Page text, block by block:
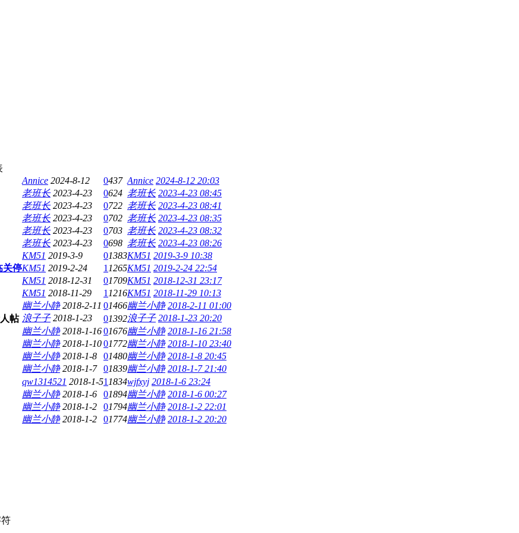
Annice 2024-8-12 0437 Annice 2024-8-12 20:03
老班长 2023-4-23 0624 老班长 2023-4-23 08:45
老班长 2023-4-23 0722 老班长 2023-4-23 08:41
老班长 2023-4-23 0702 老班长 2023-4-23 08:35
老班长 2023-4-23 0703 老班长 2023-4-23 08:32
老班长 2023-4-23 0698 老班长 2023-4-23 08:26
KM51 2019-3-9 01383KM51 2019-3-9 10:38
关停KM51 2019-2-24 1 1265KM51 2019-2-24 22:54
KM51 2018-12-31 01709KM51 2018-12-31 23:17
KM51 2018-11-29 1 1216KM51 2018-11-29 10:13
幽兰小静 2018-2-11 01466幽兰小静 2018-2-11 01:00
浪子子 2018-1-23 01392浪子子 2018-1-23 20:20
幽兰小静 2018-1-1601676幽兰小静 2018-1-16 21:58
幽兰小静 2018-1-1001772幽兰小静 2018-1-10 23:40
幽兰小静 2018-1-8 01480幽兰小静 2018-1-8 20:45
幽兰小静 2018-1-7 01839幽兰小静 2018-1-7 21:40
qw1314521 2018-1-51 1834wjfxyj 2018-1-6 23:24
幽兰小静 2018-1-6 01894幽兰小静 2018-1-6 00:27
幽兰小静 2018-1-2 01794幽兰小静 2018-1-2 22:01
幽兰小静 2018-1-2 01774幽兰小静 2018-1-2 20:20